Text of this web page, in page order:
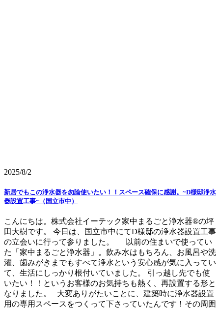
2025/8/2
新居でもこの浄水器を勿論使いたい！！スペース確保に感謝。~D様邸浄水
器設置工事~（国立市中）
こんにちは。株式会社イーテック家中まるごと浄水器®の坪
田大樹です。 今日は、国立市中にてD様邸の浄水器設置工事
の立会いに行って参りました。 以前の住まいで使ってい
た「家中まるごと浄水器」。飲み水はもちろん、お風呂や洗
濯、歯みがきまでもすべて浄水という安心感が気に入ってい
て、生活にしっかり根付いていました。 引っ越し先でも使
いたい！！というお客様のお気持ちも熱く、再設置する形と
なりました。 大変ありがたいことに、建築時に浄水器設置
用の専用スペースをつくって下さっていたんです！その周囲